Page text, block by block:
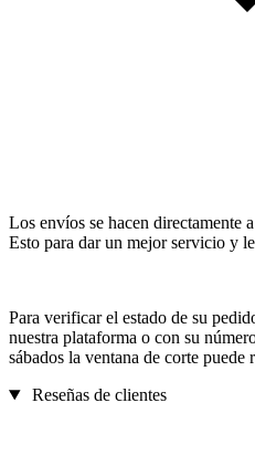
Los envíos se hacen directamente
Esto para dar un mejor servicio y
Para verificar el estado de su
nuestra plataforma o con su
sábados la ventana de corte puede
Reseñas de clientes